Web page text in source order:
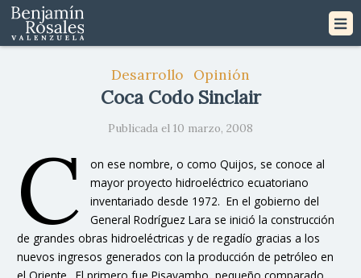
Desarrollo Opinión
Coca Codo Sinclair
Publicada el 10 marzo, 2008
C
on ese nombre, o como Quijos, se conoce al
mayor proyecto hidroeléctrico ecuatoriano
inventariado desde 1972. En el gobierno del
General Rodríguez Lara se inició la construcción
de grandes obras hidroeléctricas y de regadío gracias a los
nuevos ingresos generados con la producción de petróleo en
el Oriente. El primero fue Pisayambo, pequeño comparado